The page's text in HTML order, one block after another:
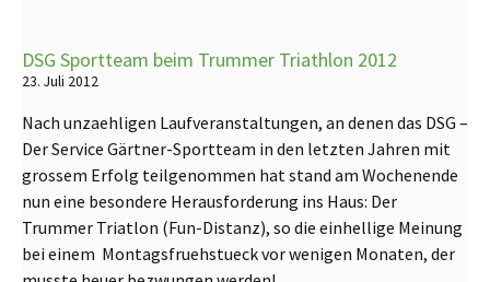
DSG Sportteam beim Trummer Triathlon 2012
23. Juli 2012
Nach unzaehligen Laufveranstaltungen, an denen das DSG –
Der Service Gärtner-Sportteam in den letzten Jahren mit
grossem Erfolg teilgenommen hat stand am Wochenende
nun eine besondere Herausforderung ins Haus: Der
Trummer Triatlon (Fun-Distanz), so die einhellige Meinung
bei einem Montagsfruehstueck vor wenigen Monaten, der